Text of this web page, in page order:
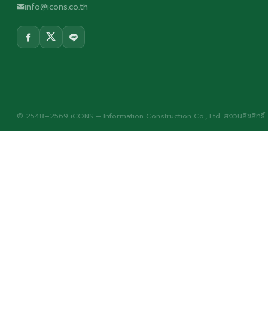
info@icons.co.th
© 2548–2569 iCONS – Information Construction Co., Ltd. สงวนลิขสิทธิ์